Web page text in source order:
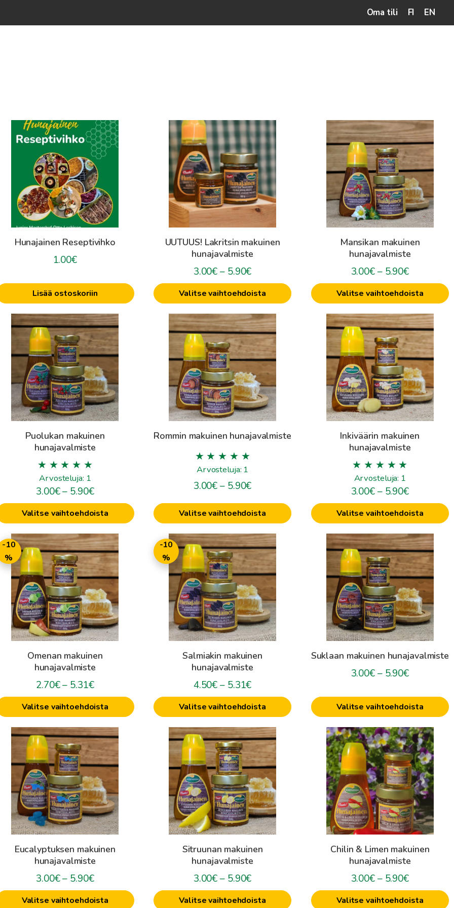
Oma tili FI EN
Hunajainen Reseptivihko
1.00€
Lisää ostoskoriin
UUTUUS! Lakritsin makuinen
hunajavalmiste
3.00€– 5.90€Hintaluokka:
3.00€
-
5.90€
Valitse vaihtoehdoista
Tällä
tuotteella
useampi
muunnelma.
tehdä
valinnat
tuotteen
sivulla.
Mansikan makuinen
hunajavalmiste
3.00€– 5.90€
3.00€
-
5.90€
Valitse vaihtoehdoista
Tällä
tuotteella
useampi
muunnelma.
tehdä
valinnat
tuotteen
Puolukan makuinen
hunajavalmiste
Arvosteluja: 1
3.00€– 5.90€Hintaluokka:
3.00€
-
5.90€
Valitse vaihtoehdoista
Tällä
tuotteella
useampi
muunnelma.
tehdä
valinnat
tuotteen
Rommin makuinen hunajavalmiste
Arvosteluja: 1
3.00€– 5.90€Hintaluokka:
-
5.90€
Valitse vaihtoehdoista
tuotteella
useampi
muunnelma.
tehdä
valinnat
tuotteen
sivulla.
Inkiväärin makuinen
hunajavalmiste
Arvosteluja: 1
3.00€– 5.90€
3.00€
-
5.90€
Valitse vaihtoehdoista
Tällä
tuotteella
useampi
muunnelma.
tehdä
valinnat
tuotteen
-10
%
Omenan makuinen
hunajavalmiste
2.70€– 5.31€Hintaluokka:
2.70€
-
5.31€
Valitse vaihtoehdoista
on
useampi
muunnelma.
tehdä
valinnat
tuotteen
-10
%
Salmiakin makuinen
hunajavalmiste
4.50€– 5.31€Hintaluokka:
4.50€
-
5.31€
Valitse vaihtoehdoista
Tällä
tuotteella
on
useampi
muunnelma.
tehdä
valinnat
tuotteen
Suklaan makuinen hunajavalmiste
3.00€– 5.90€
-
5.90€
Valitse vaihtoehdoista
Tällä
tuotteella
useampi
muunnelma.
tehdä
valinnat
tuotteen
sivulla.
Eucalyptuksen makuinen
hunajavalmiste
3.00€– 5.90€Hintaluokka:
3.00€
-
Valitse vaihtoehdoista
Tällä
tuotteella
useampi
muunnelma.
tehdä
valinnat
tuotteen
sivulla.
Sitruunan makuinen
hunajavalmiste
3.00€– 5.90€Hintaluokka:
3.00€
-
Valitse vaihtoehdoista
Tällä
tuotteella
useampi
muunnelma.
tehdä
valinnat
tuotteen
Chilin & Limen makuinen
hunajavalmiste
3.00€– 5.90€
3.00€
-
Valitse vaihtoehdoista
Tällä
tuotteella
useampi
muunnelma.
tehdä
valinnat
tuotteen
sivulla.